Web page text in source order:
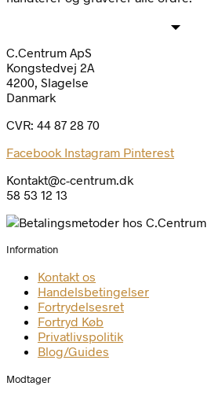
C.Centrum ApS
Kongstedvej 2A
4200, Slagelse
Danmark
CVR: 44 87 28 70
Facebook Instagram Pinterest
Kontakt@c-centrum.dk
58 53 12 13
Information
Kontakt os
Handelsbetingelser
Fortrydelsesret
Fortryd Køb
Privatlivspolitik
Blog/Guides
Modtager